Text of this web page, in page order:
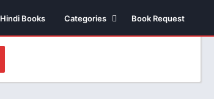
Hindi Books Categories
Biography /
Book Request